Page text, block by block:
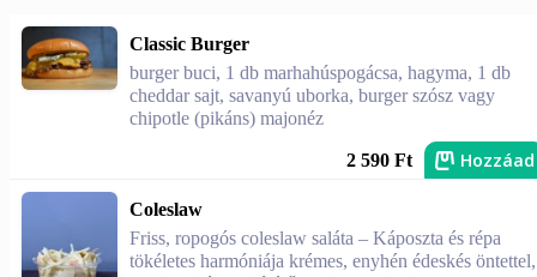
Classic Burger
burger buci, 1 db marhahúspogácsa, hagyma, 1 db
cheddar sajt, savanyú uborka, burger szósz vagy
chipotle (pikáns) majonéz
2 590 Ft Hozzáad
Coleslaw
Friss, ropogós coleslaw saláta – Káposzta és répa
tökéletes harmóniája krémes, enyhén édeskés öntettel,